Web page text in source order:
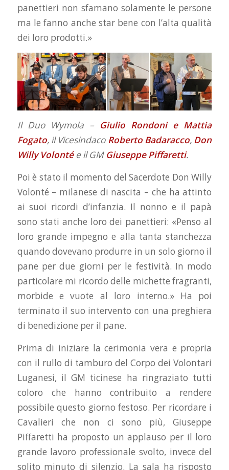
panettieri non sfamano solamente le persone
ma le fanno anche star bene con l’alta qualità
dei loro prodotti.»
Il Duo Wymola –Giulio Rondoni e Mattia
Fogato, il Vicesindaco Roberto Badaracco, Don
Willy Volonté e il GMGiuseppe Piffaretti.
Poi è stato il momento del Sacerdote Don Willy
Volonté – milanese di nascita – che ha attinto
ai suoi ricordi d’infanzia. Il nonno e il papà
sono stati anche loro dei panettieri: «Penso al
loro grande impegno e alla tanta stanchezza
quando dovevano produrre in un solo giorno il
pane per due giorni per le festività. In modo
particolare mi ricordo delle michette fragranti,
morbide e vuote al loro interno.» Ha poi
terminato il suo intervento con una preghiera
di benedizione per il pane.
Prima di iniziare la cerimonia vera e propria
con il rullo di tamburo del Corpo dei Volontari
Luganesi, il GM ticinese ha ringraziato tutti
coloro che hanno contribuito a rendere
possibile questo giorno festoso. Per ricordare i
Cavalieri che non ci sono più, Giuseppe
Piffaretti ha proposto un applauso per il loro
grande lavoro professionale svolto, invece del
solito minuto di silenzio. La sala ha risposto